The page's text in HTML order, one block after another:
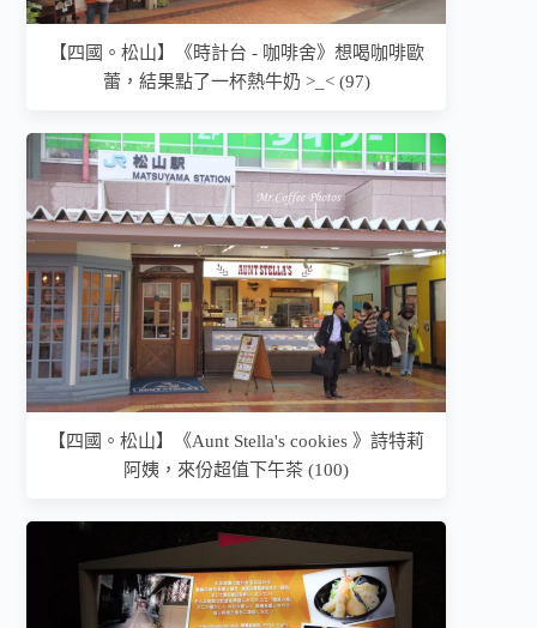
【四國。松山】《時計台 - 咖啡舍》想喝咖啡歐
蕾，結果點了一杯熱牛奶 >_< (97)
【四國。松山】《Aunt Stella's cookies 》詩特莉
阿姨，來份超值下午茶 (100)